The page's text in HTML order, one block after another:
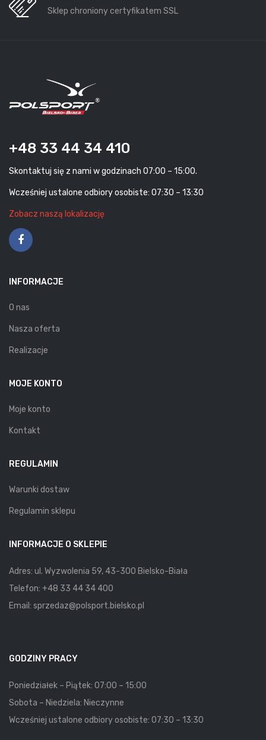
Sklep chroniony certyfikatem SSL
+48 33 44 34 410
Skontaktuj się z nami w godzinach 07:00 – 15:00.
Wcześniej ustalone odbiory osobiste: 07:30 – 13:30
Zobacz naszą lokalizację
INFORMACJE
O nas
Nasza oferta
Realizacje
MOJE KONTO
Moje konto
Kontakt
REGULAMIN
Warunki dostaw
Regulamin sklepu
INFORMACJE O SKLEPIE
Adres: ul. Wyzwolenia 59, 43-300 Bielsko-Biała
Telefon: +48 33 44 34 400
Email: sprzedaz@polsport.bielsko.pl
GODZINY PRACY
Poniedziałek – Piątek: 07:00 – 15:00
Sobota – Niedziela: Nieczynne
Wcześniej ustalone odbiory osobiste: 07:30 – 13:30